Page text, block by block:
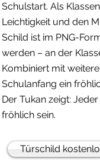
Schulstart. Als
Leichtigkeit und den
Schild ist im PNG-
werden – an der
Kombiniert mit
Schulanfang ein
Der Tukan zeigt:
fröhlich sein.
Türschild